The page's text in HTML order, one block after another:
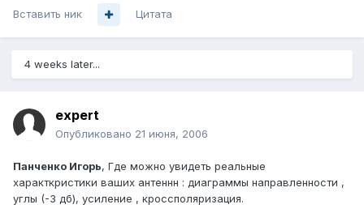
Вставить ник Цитата
4 weeks later...
expert
Опубликовано 21 июня, 2006
Панченко Игорь, Где можно увидеть реальные
характкристики ваших антеннн : диаграммы направленности ,
углы (-3 дб), усиление , кроссполяризация.